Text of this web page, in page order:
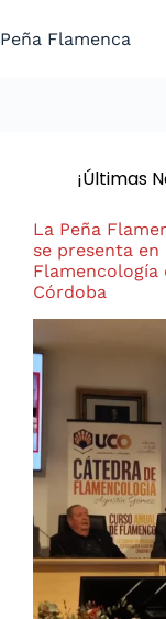
al
Peña Flamenca
¡Últimas
La Peña
se presenta
Flamencología
Córdoba